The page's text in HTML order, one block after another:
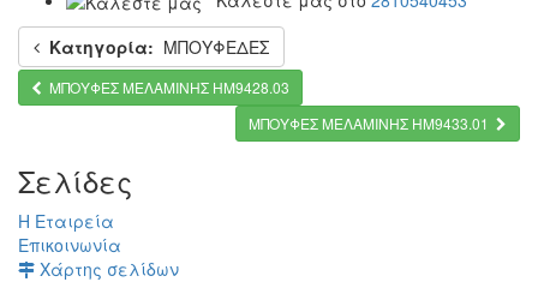
Κατηγορία: ΜΠΟΥΦΕΔΕΣ
ΜΠΟΥΦΕΣ ΜΕΛΑΜΙΝΗΣ HM9428.03
ΜΠΟΥΦΕΣ ΜΕΛΑΜΙΝΗΣ HM9433.01
Σελίδες
Η Εταιρεία
Επικοινωνία
Χάρτης σελίδων